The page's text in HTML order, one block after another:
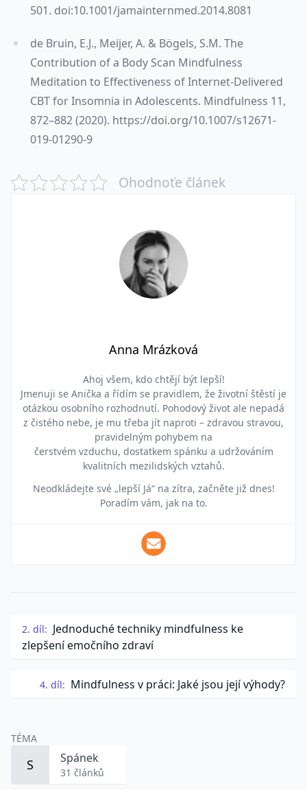
501. doi:10.1001/jamainternmed.2014.8081
de Bruin, E.J., Meijer, A. & Bögels, S.M. The
Contribution of a Body Scan Mindfulness
Meditation to Effectiveness of Internet-Delivered
CBT for Insomnia in Adolescents. Mindfulness 11,
872–882 (2020). https://doi.org/10.1007/s12671-
019-01290-9
Ohodnoťe článek
Anna Mrázková
Ahoj všem, kdo chtějí být lepší!
Jmenuji se Anička a řídím se pravidlem, že životní štěstí je
otázkou osobního rozhodnutí. Pohodový život ale nepadá
z čistého nebe, je mu třeba jít naproti – zdravou stravou,
pravidelným pohybem na
čerstvém vzduchu, dostatkem spánku a udržováním
kvalitních mezilidských vztahů.
Neodkládejte své „lepší Já“ na zítra, začněte již dnes!
Poradím vám, jak na to.
2. díl: Jednoduché techniky mindfulness ke
zlepšení emočního zdraví
4. díl: Mindfulness v práci: Jaké jsou její výhody?
TÉMA
S Spánek
31 článků